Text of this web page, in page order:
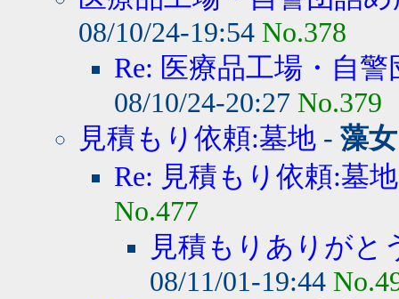
08/10/24-19:54 No.378
Re: 医療品工場・自
08/10/24-20:27 No.379
見積もり依頼:墓地 - 藻
Re: 見積もり依頼:墓地
No.477
見積もりありがと
08/11/01-19:44